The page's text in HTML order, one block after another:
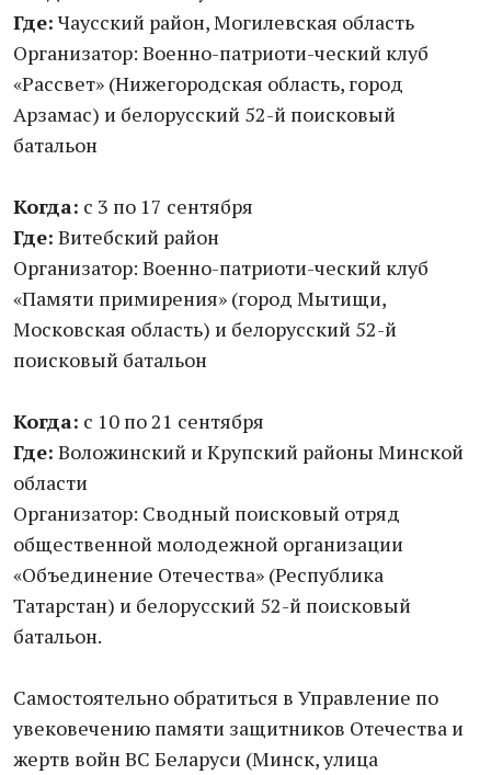
Где:Чаусский район, Могилевская область
Организатор: Военно-патриоти-ческий клуб
«Рассвет» (Нижегородская область, город
Арзамас) и белорусский 52-й поисковый
батальон
Когда: с 3 по 17 сентября
Где: Витебский район
Организатор: Военно-патриоти-ческий клуб
«Памяти примирения» (город Мытищи,
Московская область) и белорусский 52-й
поисковый батальон
Когда: с 10 по 21 сентября
Где: Воложинский и Крупский районы Минской
области
Организатор: Сводный поисковый отряд
общественной молодежной организации
«Объединение Отечества» (Республика
Татарстан) и белорусский 52-й поисковый
батальон.
Самостоятельно обратиться в Управление по
увековечению памяти защитников Отечества и
жертв войн ВС Беларуси (Минск, улица